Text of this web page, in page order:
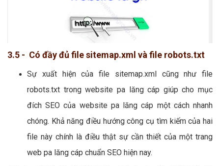
3.5 - Có đầy đủ file sitemap.xml và file robots.txt
Sự xuất hiện của file sitemap.xml cũng như file
robots.txt trong website pa lăng cáp giúp cho mục
đích SEO của website pa lăng cáp một cách nhanh
chóng. Khả năng điều hướng công cụ tìm kiếm của hai
file này chính là điều thật sự cần thiết của một trang
web pa lăng cáp chuẩn SEO hiện nay.